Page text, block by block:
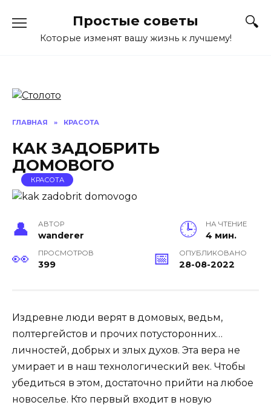
содержанию
Простые советы
Которые изменят вашу жизнь к лучшему!
ГЛАВНАЯ » КРАСОТА
КАК ЗАДОБРИТЬ
ДОМОВОГО
КРАСОТА
АВТОР
wanderer
НА ЧТЕНИЕ
4 мин.
ПРОСМОТРОВ
399
ОПУБЛИКОВАНО
28-08-2022
Издревне люди верят в домовых, ведьм,
полтергейстов и прочих потусторонних…
личностей, добрых и злых духов. Эта вера не
умирает и в наш технологический век. Чтобы
убедиться в этом, достаточно прийти на любое
новоселье. Кто первый входит в новую